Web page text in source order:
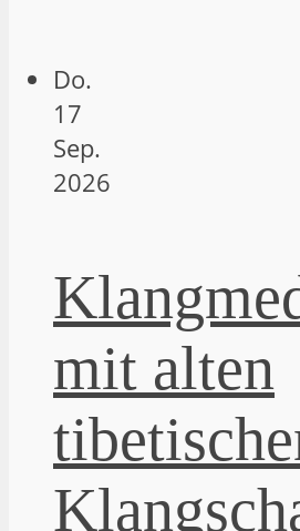
Do.
17
Sep.
2026
mit alten